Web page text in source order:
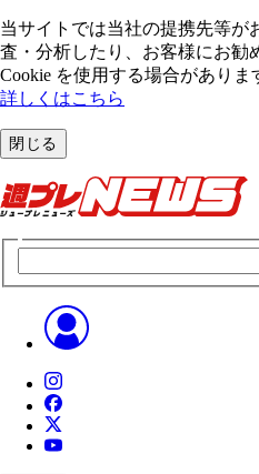
当サイトでは当社の提携先等が
査・分析したり、お客様にお勧
Cookie を使⽤する場合がありま
詳しくはこちら
閉じる